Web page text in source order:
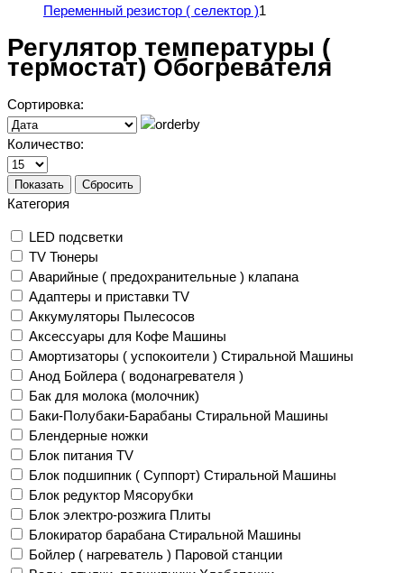
Переменный резистор ( селектор )1
Регулятор температуры (
термостат) Обогревателя
Сортировка:
Количество:
Показать Сбросить
Категория
LED подсветки
TV Тюнеры
Аварийные ( предохранительные ) клапана
Адаптеры и приставки TV
Аккумуляторы Пылесосов
Аксессуары для Кофе Машины
Амортизаторы ( успокоители ) Стиральной Машины
Анод Бойлера ( водонагревателя )
Бак для молока (молочник)
Баки-Полубаки-Барабаны Стиральной Машины
Блендерные ножки
Блок питания TV
Блок подшипник ( Суппорт) Стиральной Машины
Блок редуктор Мясорубки
Блок электро-розжига Плиты
Блокиратор барабана Стиральной Машины
Бойлер ( нагреватель ) Паровой станции